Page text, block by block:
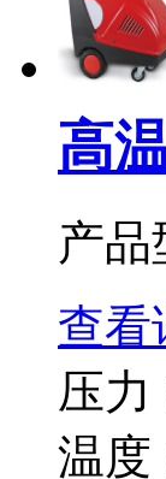
高
产品
查看
压力
温度